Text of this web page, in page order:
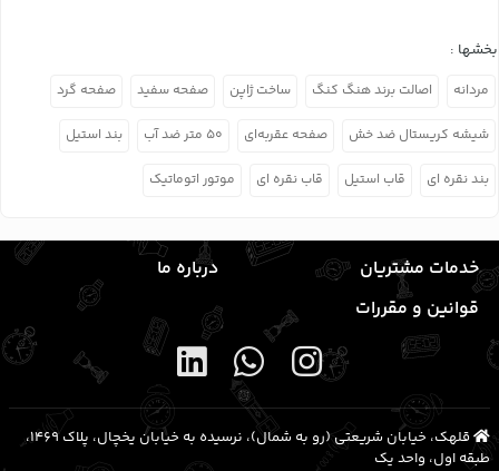
بخشها :
مردانه اصالت برند هنگ کنگ ساخت ژاپن صفحه سفید صفحه گرد
شیشه کریستال ضد خش صفحه عقربه‌ای ۵۰ متر ضد آب بند استیل
بند نقره ای قاب استیل قاب نقره ای موتور اتوماتیک
خدمات مشتریان
درباره ما
قوانین و مقررات
قلهک، خیابان شریعتی (رو به شمال)، نرسیده به خیابان یخچال، پلاک ۱۴۶۹،
طبقه اول، واحد یک